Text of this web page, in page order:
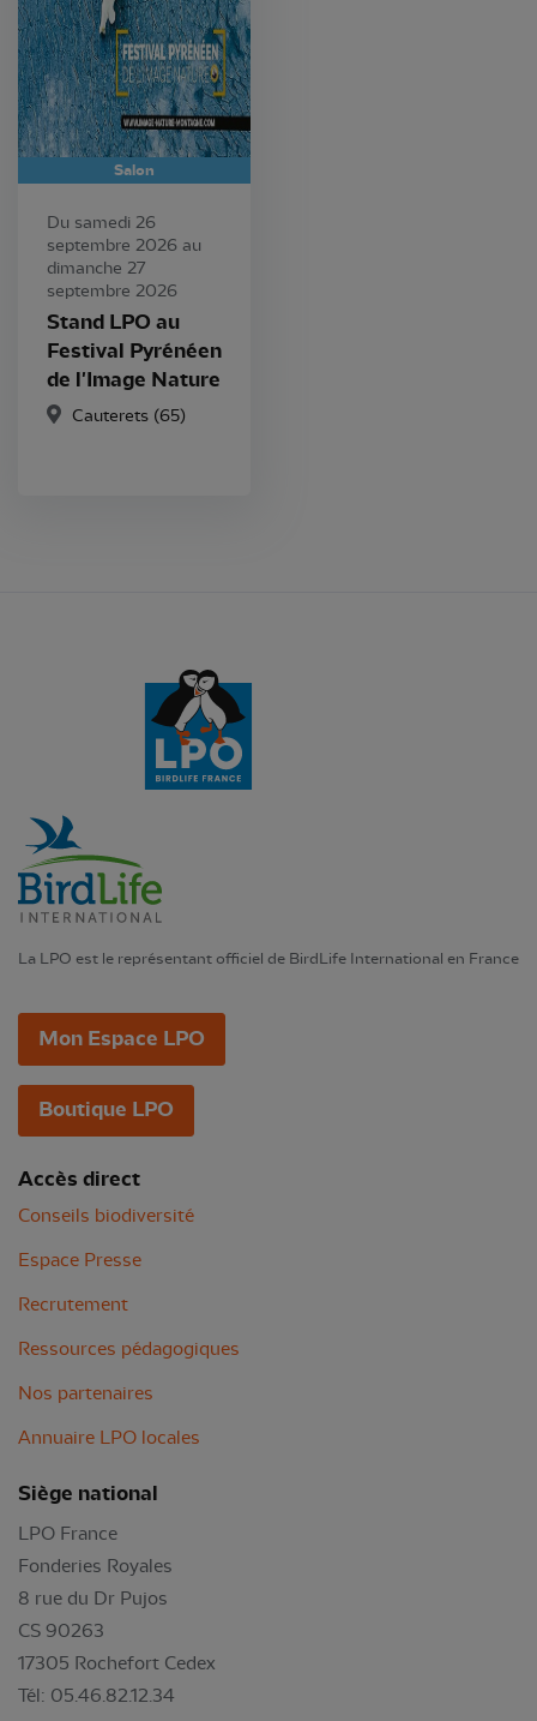
Salon
Du samedi 26
septembre 2026 au
dimanche 27
septembre 2026
Stand LPO au
Festival Pyrénéen
de l'Image Nature
Cauterets (65)
La LPO est le représentant officiel de BirdLife International en France
Mon Espace LPO
Boutique LPO
Accès direct
Conseils biodiversité
Espace Presse
Recrutement
Ressources pédagogiques
Nos partenaires
Annuaire LPO locales
Siège national
LPO France
Fonderies Royales
8 rue du Dr Pujos
CS 90263
17305 Rochefort Cedex
Tél: 05.46.82.12.34